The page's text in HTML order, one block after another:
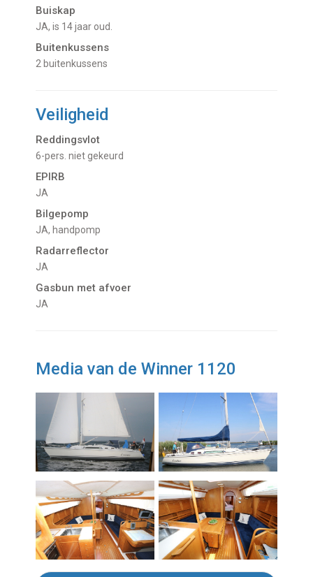
Buiskap
JA, is 14 jaar oud.
Buitenkussens
2 buitenkussens
Veiligheid
Reddingsvlot
6-pers. niet gekeurd
EPIRB
JA
Bilgepomp
JA, handpomp
Radarreflector
JA
Gasbun met afvoer
JA
Media van de Winner 1120